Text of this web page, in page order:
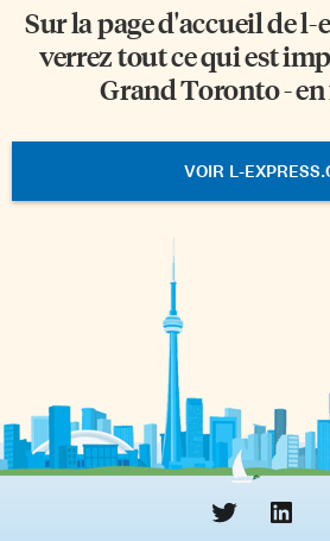
Sur la page d'accueil del-
verrez tout ce qui est
Grand Toronto -
VOIR L-